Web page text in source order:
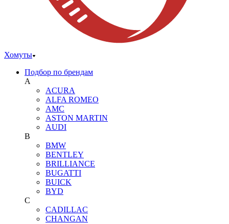
Хомуты
Подбор по брендам
A
ACURA
ALFA ROMEO
AMC
ASTON MARTIN
AUDI
B
BMW
BENTLEY
BRILLIANCE
BUGATTI
BUICK
BYD
C
CADILLAC
CHANGAN